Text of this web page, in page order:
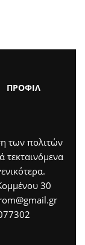
ΠΡΟΦΙΛ
των πολιτών
τεκταινόμενα
30